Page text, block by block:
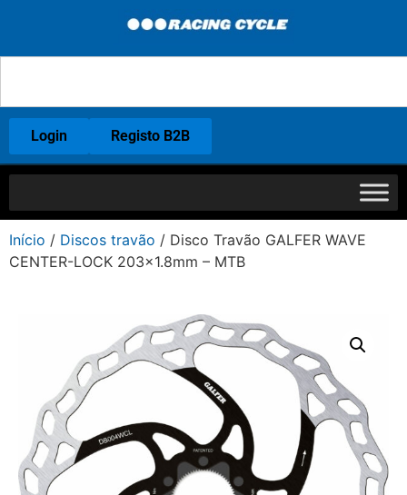
Login Registo B2B
Início / Discos travão / Disco Travão GALFER WAVE
CENTER-LOCK 203×1.8mm – MTB